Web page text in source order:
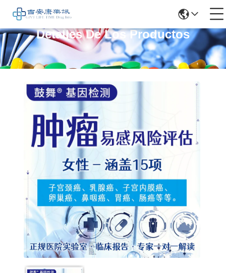
Detalles De Los Productos